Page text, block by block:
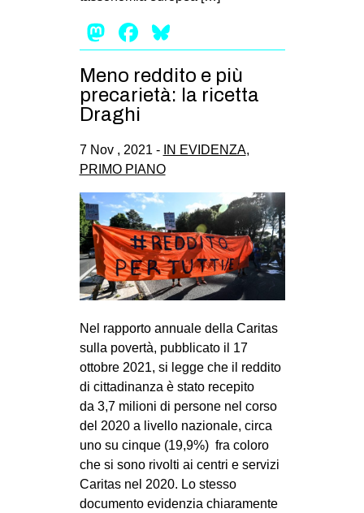
Mastodon
Facebook
Meno reddito e più
precarietà: la ricetta
Draghi
7 Nov , 2021 - IN EVIDENZA,
PRIMO PIANO
Nel rapporto annuale della Caritas
sulla povertà, pubblicato il 17
ottobre 2021, si legge che il reddito
di cittadinanza è stato recepito
da 3,7 milioni di persone nel corso
del 2020 a livello nazionale, circa
uno su cinque (19,9%) fra coloro
che si sono rivolti ai centri e servizi
Caritas nel 2020. Lo stesso
documento evidenzia chiaramente